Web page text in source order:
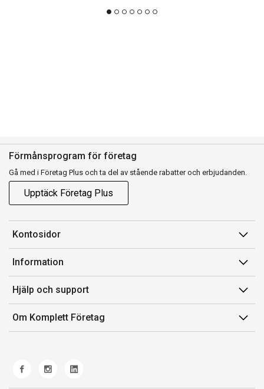
Förmånsprogram för företag
Gå med i Företag Plus och ta del av stående rabatter och erbjudanden.
Upptäck Företag Plus
Kontosidor
Mina sidor
Orderhistorik
Fakturor & Kvitton
Inköpslistor
Information
Försäljningsvillkor
Villkor för Komplett Företag Plus
Felsökning & guider
Hjälp och support
Kontakta oss
Kundservice
Frakt och leverans
Om Komplett Företag